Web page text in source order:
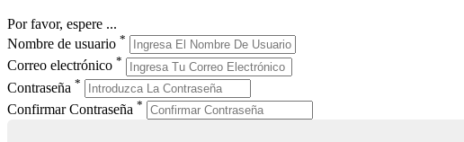
Por favor, espere ...
Nombre de usuario *
Correo electrónico *
Contraseña *
Confirmar Contraseña *